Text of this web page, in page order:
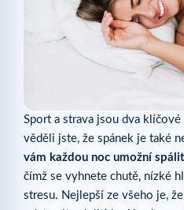
Sport a strava jsou dva
věděli jste, že spánek je také
vám každou noc umožní
čímž se vyhnete chutě, nízké
stresu. Nejlepší ze všeho je,